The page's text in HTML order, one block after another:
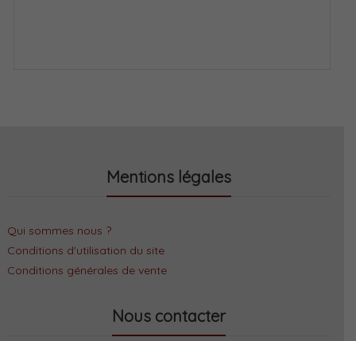
Mentions légales
Qui sommes nous ?
Conditions d'utilisation du site
Conditions générales de vente
Nous contacter